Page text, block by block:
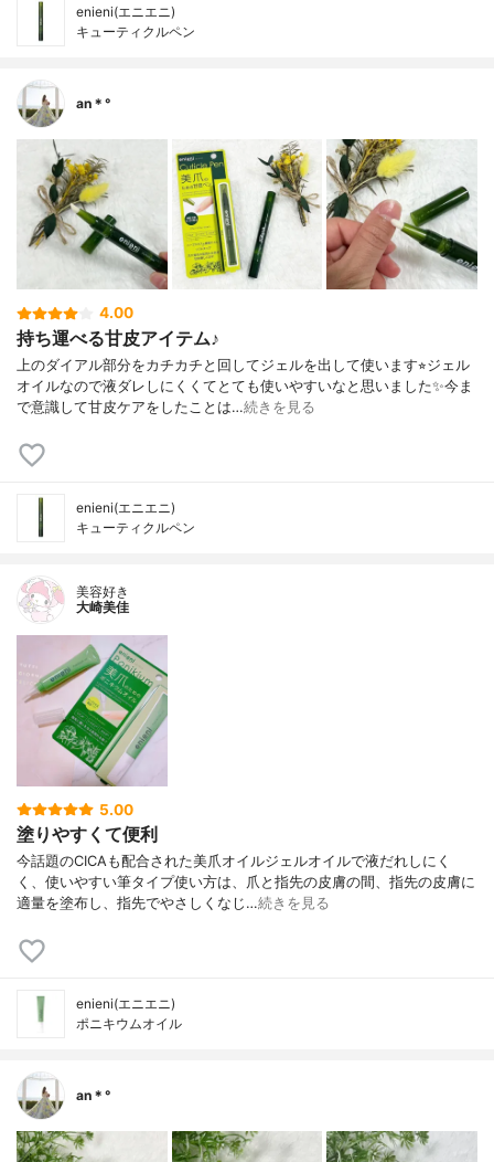
enieni(エニエニ)
キューティクルペン
an＊°
4.00
持ち運べる甘皮アイテム♪
上のダイアル部分をカチカチと回してジェルを出して使います⭐︎ジェル
オイルなので液ダレしにくくてとても使いやすいなと思いました✨今ま
で意識して甘皮ケアをしたことは…続きを見る
enieni(エニエニ)
キューティクルペン
美容好き
大崎美佳
5.00
塗りやすくて便利
今話題のCICAも配合された美爪オイルジェルオイルで液だれしにく
く、使いやすい筆タイプ使い方は、爪と指先の皮膚の間、指先の皮膚に
適量を塗布し、指先でやさしくなじ…続きを見る
enieni(エニエニ)
ポニキウムオイル
an＊°